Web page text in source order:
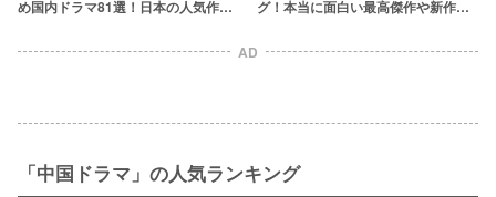
め国内ドラマ81選！日本の人気作品
グ！本当に面白い最高傑作や新作を
AD
「中国ドラマ」の人気ランキング